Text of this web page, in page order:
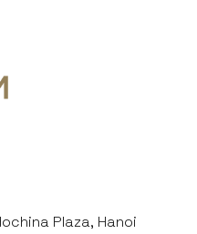
Plaza, Hanoi